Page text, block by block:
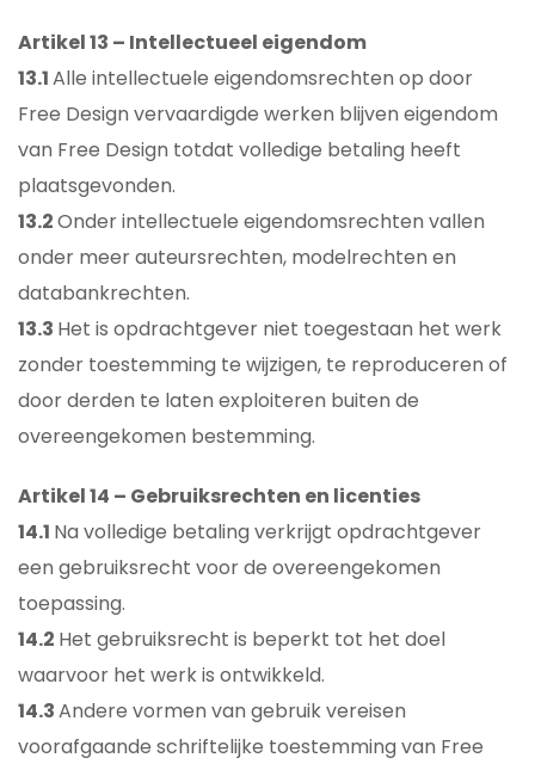
Artikel 13 – Intellectueel eigendom
13.1Alle intellectuele eigendomsrechten op door
Free Design vervaardigde werken blijven eigendom
van Free Design totdat volledige betaling heeft
plaatsgevonden.
13.2Onder intellectuele eigendomsrechten vallen
onder meer auteursrechten, modelrechten en
databankrechten.
13.3 Het is opdrachtgever niet toegestaan het werk
zonder toestemming te wijzigen, te reproduceren of
door derden te laten exploiteren buiten de
overeengekomen bestemming.
Artikel 14 – Gebruiksrechten en licenties
14.1 Na volledige betaling verkrijgt opdrachtgever
een gebruiksrecht voor de overeengekomen
toepassing.
14.2 Het gebruiksrecht is beperkt tot het doel
waarvoor het werk is ontwikkeld.
14.3Andere vormen van gebruik vereisen
voorafgaande schriftelijke toestemming van Free